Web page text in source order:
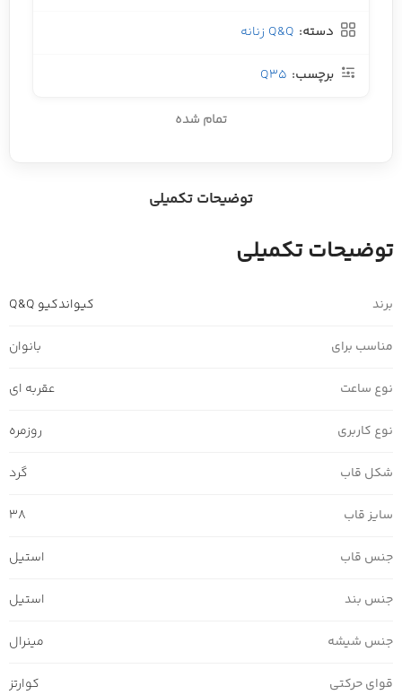
دسته: Q&Q زنانه
برچسب: Q35
تمام شده
توضیحات تکمیلی
توضیحات تکمیلی
برند کیواندکیو Q&Q
مناسب برای بانوان
نوع ساعت عقربه ای
نوع کاربری روزمره
شکل قاب گرد
سایز قاب 38
جنس قاب استیل
جنس بند استیل
جنس شیشه مینرال
قوای حرکتی کوارتز